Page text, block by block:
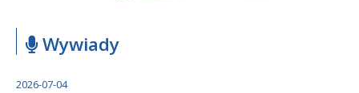
Wywiady
2026-07-04